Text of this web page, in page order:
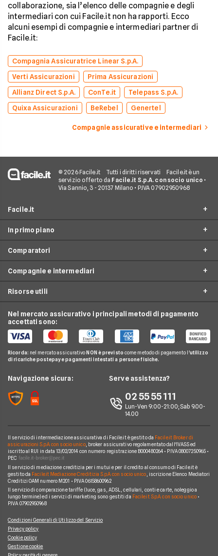
collaborazione, sia l’elenco delle compagnie e degli
intermediari con cui Facile.it non ha rapporti. Ecco
alcuni esempi di compagnie e intermediari partner di
Facile.it:
Compagnia Assicuratrice Linear S.p.A.
Verti Assicurazioni
Prima Assicurazioni
Allianz Direct S.p.A.
ConTe.it
Telepass S.p.A.
Quixa Assicurazioni
BeRebel Genertel
Compagnie assicurative e intermediari
© 2026 Facile.it Tutti i diritti riservati
Facile.it è un
servizio offerto da Facile.it S.p.A. con socio unico •
Via Sannio, 3 - 20137 Milano • P.IVA 07902950968
Facile.it
Assicurazioni
Prestiti
Conti e Carte
Telefonia Mobile
Pay TV
Noleggio Lungo Termine
News
Chi siamo
Perché scegliere Facile.it
Mappa del sito
In primo piano
Assicurazioni online
Assicurazione Auto
Assicurazione Moto
Assicurazione Casa
Assicurazione Vita
Assicurazione Mutuo
Assicurazione Avvocati
Assicurazione Infortuni
Assicurazione Autocarro
Comparatori
Preventivo assicurazione auto
Preventivo Assicurazione Moto
Preventivo Assicurazione Casa
Preventivo Assicurazione Vita
Preventivo Assicurazione Viaggio
Compagnie e intermediari
Bene Assicurazioni
ConTe
Genertel
Allianz Direct
Linear
Prima.it
Quixa
UnipolSai
Allianz
Compagnie e intermediari
Risorse utili
Osservatorio Assicurazioni
Guida Assicurazioni
Domande Assicurazioni
Glossario Assicurativo
Notizie Assicurazioni
Nel mercato assicurativo i principali metodi di pagamento
accettati sono:
Ricorda: nel mercato assicurativoNON è previsto come metodo di pagamento l'utilizzo
di ricariche postepay e pagamenti intestati a persone fisiche.
Navigazione sicura: Serve assistenza?
02 55 55 111
Lun-Ven 9:00-21:00; Sab 9.00-
14.00
Il servizio di intermediazione assicurativa di Facile.it è gestito da Facile.it Broker di
assicurazioni S.p.A. con socio unico, broker assicurativo regolamentato dall'IVASS ed
iscritto al RUI in data 13/02/2014 con numero registrazione B000480264 • P.IVA 08007250965 •
PEC
Il servizio di mediazione creditizia per i mutui e per il credito al consumo di Facile.it è
gestito da Facile.it Mediazione Creditizia S.p.A. con socio unico, iscrizione Elenco Mediatori
Creditizi OAM numero M201 • P.IVA 06158600962
Il servizio di comparazione tariffe (luce, gas, ADSL, cellulari, conti e carte, noleggio a
lungo termine) ed i servizi di marketing sono gestiti da Facile.it S.p.A. con socio unico•
P.IVA 07902950968
Condizioni Generali di Utilizzo del Servizio
Privacy policy
Cookie policy
Gestione cookie